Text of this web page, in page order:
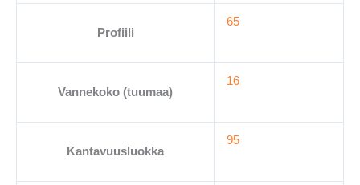
Profiili
65
Vannekoko (tuumaa)
16
Kantavuusluokka
95